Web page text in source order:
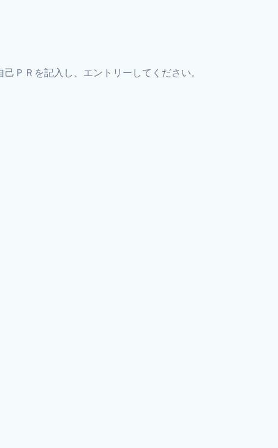
ＰＲを記入し、エントリーしてください。